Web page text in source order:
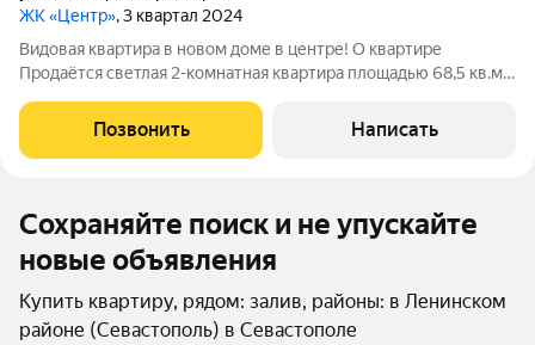
ЖК «Центр», 3 квартал 2024
Видовая квартира в новом доме в центре! О квартире
Продаётся светлая 2-комнатная квартира площадью 68,5 кв.м
постройки. Удобная планировка: изолированные комнаты,
жилая площадь 40 кв.м, кухня
Позвонить Написать
Сохраняйте поиск и не упускайте
новые объявления
Купить квартиру, рядом: залив, районы: в Ленинском
районе (Севастополь) в Севастополе